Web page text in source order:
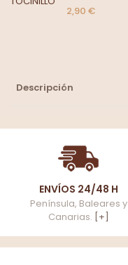
2,90 €
Descripción
ENVÍOS 24/48 H
Península, Baleares y
Canarias. [+]